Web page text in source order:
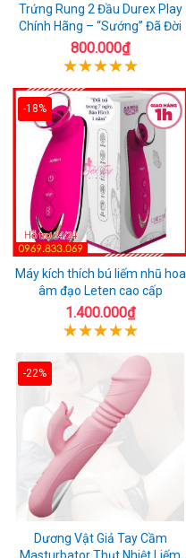
Trứng Rung 2 Đầu Durex Play
Chính Hãng – “Sướng” Đã Đời
800.000₫
-18%
Máy kích thích bú liếm nhũ hoa
âm đạo Leten cao cấp
1.400.000₫
-22%
Dương Vật Giả Tay Cầm
Masturbator Thụt Nhiệt Liếm